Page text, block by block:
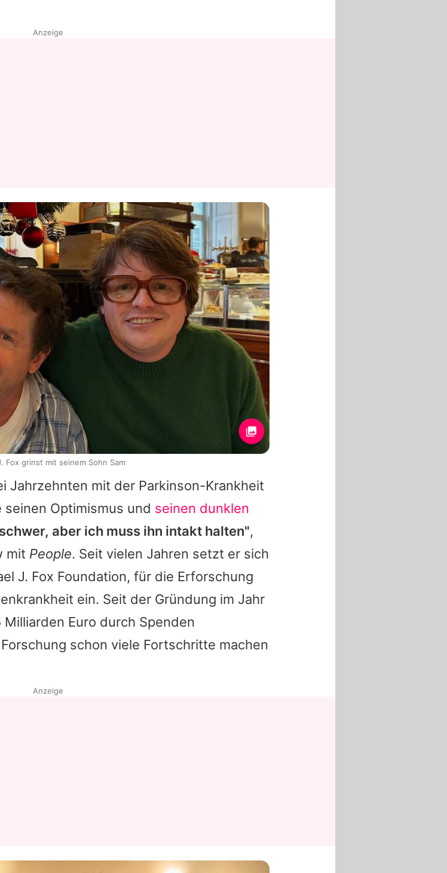
Jahrzehnten mit der Parkinson-Krankheit
Optimismus und seinen dunklen
aber ich muss ihn intakt halten",
mit People. Seit vielen Jahren setzt er sich
J. Fox Foundation, für die Erforschung
ein. Seit der Gründung im Jahr
Euro durch Spenden
schon viele Fortschritte machen
Anzeige
Fox grinst mit seinem Sohn Sam
Anzeige